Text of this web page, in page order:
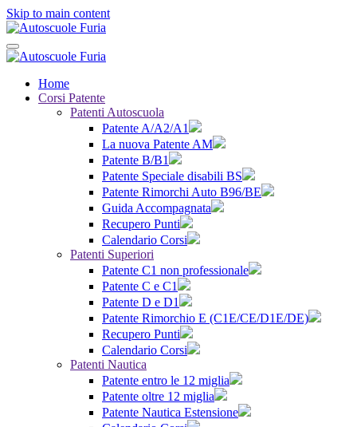
Skip to main content
Home
Corsi Patente
Patenti Autoscuola
Patente A/A2/A1
La nuova Patente AM
Patente B/B1
Patente Speciale disabili BS
Patente Rimorchi Auto B96/BE
Guida Accompagnata
Recupero Punti
Calendario Corsi
Patenti Superiori
Patente C1 non professionale
Patente C e C1
Patente D e D1
Patente Rimorchio E (C1E/CE/D1E/DE)
Recupero Punti
Calendario Corsi
Patenti Nautica
Patente entro le 12 miglia
Patente oltre 12 miglia
Patente Nautica Estensione